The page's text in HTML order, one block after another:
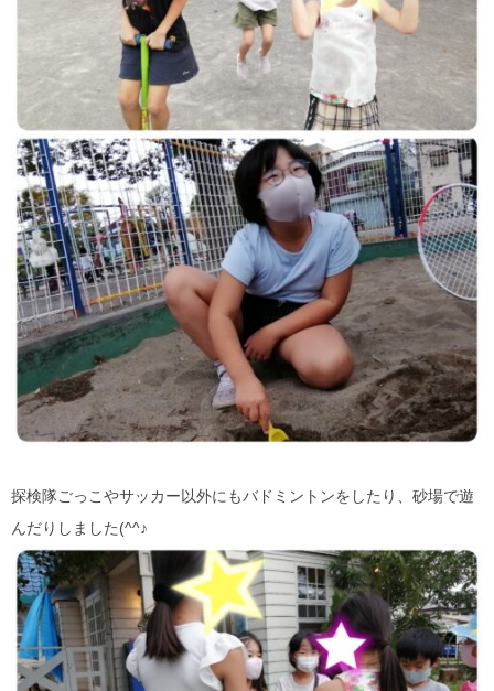
探検隊ごっこやサッカー以外にもバドミントンをしたり、砂場で遊
んだりしました(^^♪